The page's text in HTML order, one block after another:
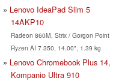
Lenovo IdeaPad Slim 5
14AKP10
Radeon 860M, Strix / Gorgon Point
Ryzen AI 7 350, 14.00", 1.39 kg
Lenovo Chromebook Plus 14,
Kompanio Ultra 910